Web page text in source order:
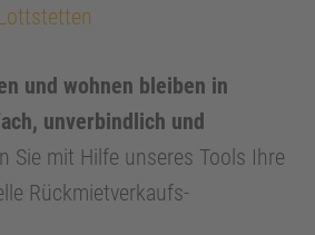
und wohnen bleiben in
unverbindlich und
Sie mit Hilfe unseres Tools Ihre
Rückmietverkaufs-